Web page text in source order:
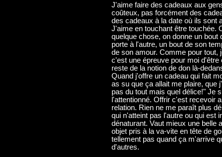
J'aime faire des cadeaux aux
coûteux, pas forcément des
des cadeaux à la date où ils sont
J'aime en touchant être touchée.
quelque chose, on donne un bout
porte à l'autre, un bout de son
de son amour. Comme pour tout,
c'est une épreuve pour moi
reste de la notion de don là-
Quand j'offre un cadeau qui fait
as su que ça allait me plaire, que
pas du tout mais quel délice!" Je
l'attentionné. Offrir c'est recevoir
relation. Rien ne me paraît plus
qui n'atteint pas l'autre ou qui est
dénaturant. Vaut mieux une belle
objet pris à la va-vite en tête de
tellement pas quand ça m'arrive
d'autres.